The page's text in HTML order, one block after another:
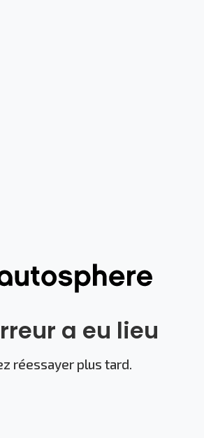
a eu lieu
réessayer plus tard.